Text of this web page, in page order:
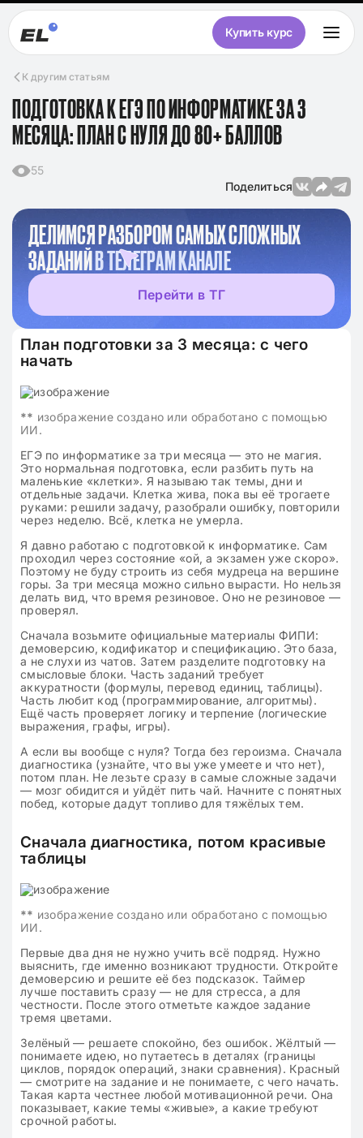
Купить курс
К другим статьям
ПОДГОТОВКА К ЕГЭ ПО ИНФОРМАТИКЕ ЗА 3
МЕСЯЦА: ПЛАН С НУЛЯ ДО 80+ БАЛЛОВ
55
Поделиться
ДЕЛИМСЯ РАЗБОРОМ САМЫХ СЛОЖНЫХ
ЗАДАНИЙВ ТЕЛЕГРАМ КАНАЛЕ
Перейти в ТГ
План подготовки за 3 месяца: с чего
начать
** изображение создано или обработано с помощью
ИИ.
ЕГЭ по информатике за три месяца — это не магия.
Это нормальная подготовка, если разбить путь на
маленькие «клетки». Я называю так темы, дни и
отдельные задачи. Клетка жива, пока вы её трогаете
руками: решили задачу, разобрали ошибку, повторили
через неделю. Всё, клетка не умерла.
Я давно работаю с подготовкой к информатике. Сам
проходил через состояние «ой, а экзамен уже скоро».
Поэтому не буду строить из себя мудреца на вершине
горы. За три месяца можно сильно вырасти. Но нельзя
делать вид, что время резиновое. Оно не резиновое —
проверял.
Сначала возьмите официальные материалы ФИПИ:
демоверсию, кодификатор и спецификацию. Это база,
а не слухи из чатов. Затем разделите подготовку на
смысловые блоки. Часть заданий требует
аккуратности (формулы, перевод единиц, таблицы).
Часть любит код (программирование, алгоритмы).
Ещё часть проверяет логику и терпение (логические
выражения, графы, игры).
А если вы вообще с нуля? Тогда без героизма. Сначала
диагностика (узнайте, что вы уже умеете и что нет),
потом план. Не лезьте сразу в самые сложные задачи
— мозг обидится и уйдёт пить чай. Начните с понятных
побед, которые дадут топливо для тяжёлых тем.
Сначала диагностика, потом красивые
таблицы
** изображение создано или обработано с помощью
ИИ.
Первые два дня не нужно учить всё подряд. Нужно
выяснить, где именно возникают трудности. Откройте
демоверсию и решите её без подсказок. Таймер
лучше поставить сразу — не для стресса, а для
честности. После этого отметьте каждое задание
тремя цветами.
Зелёный — решаете спокойно, без ошибок. Жёлтый —
понимаете идею, но путаетесь в деталях (границы
циклов, порядок операций, знаки сравнения). Красный
— смотрите на задание и не понимаете, с чего начать.
Такая карта честнее любой мотивационной речи. Она
показывает, какие темы «живые», а какие требуют
срочной работы.